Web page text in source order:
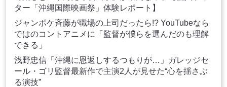
ター「沖縄国際映画祭」体験レポート】
ジャンポケ斉藤が職場の上司だったら!? YouTubeなら
ではのコントアニメに「監督が僕らを選んだのも理解
できる」
浅野忠信「沖縄に恩返しするつもりが…」ガレッジセ
ール・ゴリ監督最新作で主演2人が見せた“心を揺さぶ
る演技”